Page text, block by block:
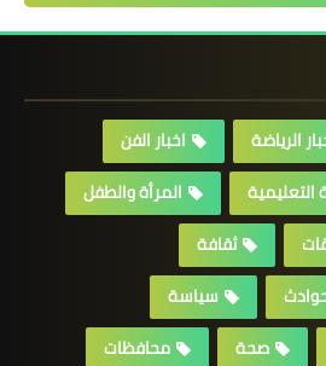
الرياضة
اخبار الفن
التعليمية
المرأة والطفل
ثقافة
سياسة
صحة
محافظات